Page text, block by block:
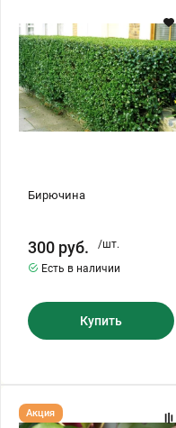
Бирючина
300 руб.
/шт.
Есть в наличии
Купить
Яблоня
"КИТАЙКА
Акция